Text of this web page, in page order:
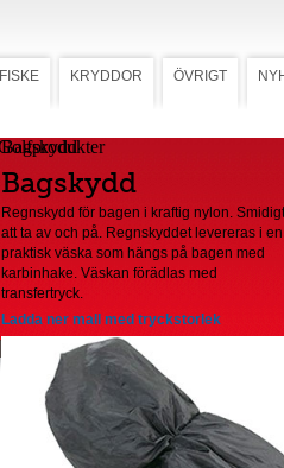
FISKE KRYDDOR ÖVRIGT
Bagskydd
Bagskydd
Regnskydd för bagen i kraftig nylon. Smidigt
att ta av och på. Regnskyddet levereras i en
praktisk väska som hängs på bagen med
karbinhake. Väskan förädlas med
transfertryck.
Ladda ner mall med tryckstorlek